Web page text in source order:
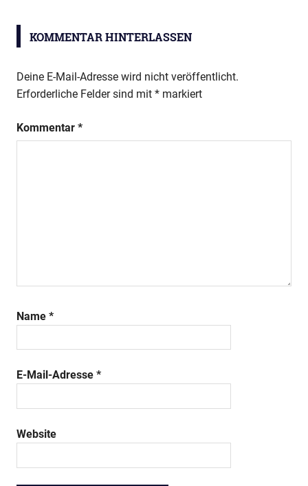
Weihnacht
KOMMENTAR HINTERLASSEN
Deine E-Mail-Adresse wird nicht veröffentlicht.
Erforderliche Felder sind mit * markiert
Kommentar *
Name *
E-Mail-Adresse *
Website